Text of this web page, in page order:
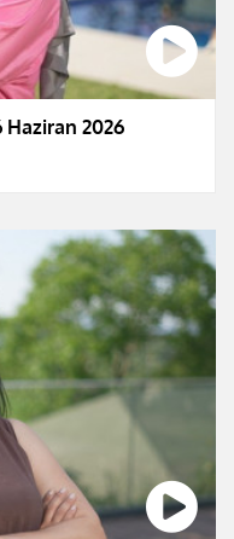
2026